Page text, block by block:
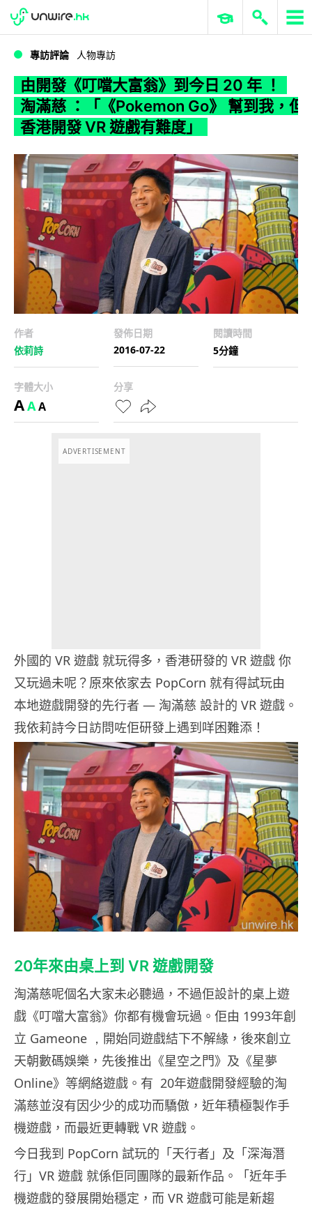
WWDC 2026 ERP 與商業 AI
專訪評論 人物專訪
由開發《叮噹大富翁》到今日 20 年 ！
淘滿慈 ：「《Pokemon Go》 幫到我，但
香港開發 VR 遊戲有難度」
作者
依莉詩
發佈日期
2016-07-22
閱讀時間
5分鐘
字體大小
AAA
分享
ADVERTISEMENT
外國的 VR 遊戲 就玩得多，香港研發的 VR 遊戲 你
又玩過未呢？原來依家去 PopCorn 就有得試玩由
本地遊戲開發的先行者 — 淘滿慈 設計的 VR 遊戲。
我依莉詩今日訪問咗佢研發上遇到咩困難添！
20年來由桌上到 VR 遊戲開發
淘滿慈呢個名大家未必聽過，不過佢設計的桌上遊
戲《叮噹大富翁》你都有機會玩過。佢由 1993年創
立 Gameone ， 開始同遊戲結下不解緣，後來創立
天朝數碼娛樂，先後推出《星空之門》及《星夢
Online》等網絡遊戲。有 20年遊戲開發經驗的淘
滿慈並沒有因少少的成功而驕傲，近年積極製作手
機遊戲，而最近更轉戰 VR 遊戲。
今日我到 PopCorn 試玩的「天行者」及「深海潛
行」VR 遊戲 就係佢同團隊的最新作品。「近年手
機遊戲的發展開始穩定，而 VR 遊戲可能是新趨